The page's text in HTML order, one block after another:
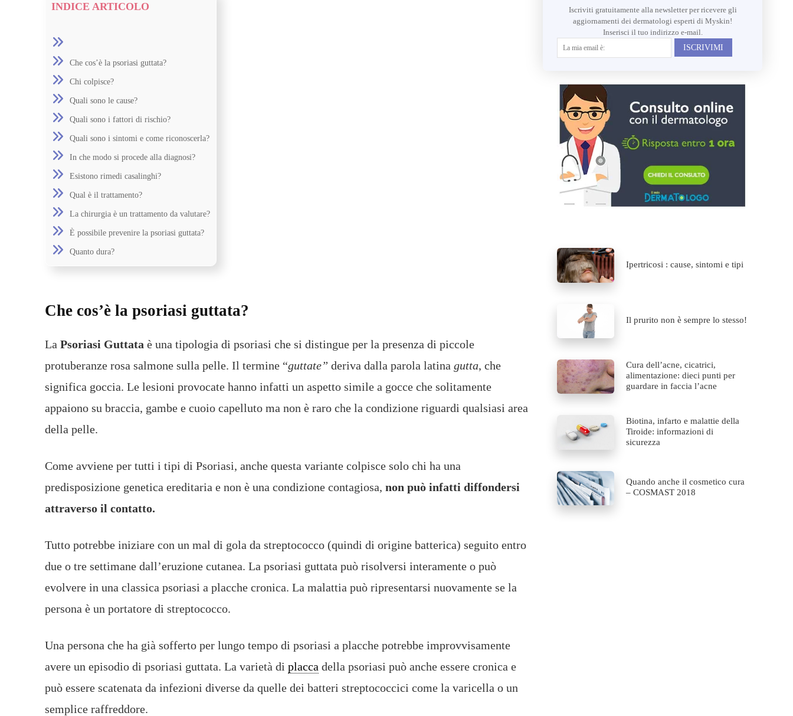
INDICE ARTICOLO
Che cos’è la psoriasi guttata?
Chi colpisce?
Quali sono le cause?
Quali sono i fattori di rischio?
Quali sono i sintomi e come riconoscerla?
In che modo si procede alla diagnosi?
Esistono rimedi casalinghi?
Qual è il trattamento?
La chirurgia è un trattamento da valutare?
È possibile prevenire la psoriasi guttata?
Quanto dura?
Che cos’è la psoriasi guttata?
La Psoriasi Guttata è una tipologia di psoriasi che si distingue per la presenza di piccole
protuberanze rosa salmone sulla pelle. Il termine “guttate” deriva dalla parola latina gutta, che
significa goccia. Le lesioni provocate hanno infatti un aspetto simile a gocce che solitamente
appaiono su braccia, gambe e cuoio capelluto ma non è raro che la condizione riguardi qualsiasi area
della pelle.
Come avviene per tutti i tipi di Psoriasi, anche questa variante colpisce solo chi ha una
predisposizione genetica ereditaria e non è una condizione contagiosa, non può infatti diffondersi
attraverso il contatto.
Tutto potrebbe iniziare con un mal di gola da streptococco (quindi di origine batterica) seguito entro
due o tre settimane dall’eruzione cutanea. La psoriasi guttata può risolversi interamente o può
evolvere in una classica psoriasi a placche cronica. La malattia può ripresentarsi nuovamente se la
persona è un portatore di streptococco.
Una persona che ha già sofferto per lungo tempo di psoriasi a placche potrebbe improvvisamente
avere un episodio di psoriasi guttata. La varietà di placca della psoriasi può anche essere cronica e
può essere scatenata da infezioni diverse da quelle dei batteri streptococcici come la varicella o un
semplice raffreddore.
Iscriviti gratuitamente alla newsletter per ricevere gli
aggiornamenti dei dermatologi esperti di Myskin!
Inserisci il tuo indirizzo e-mail.
ISCRIVIMI
Ipertricosi : cause, sintomi e tipi
Il prurito non è sempre lo stesso!
Cura dell’acne, cicatrici,
alimentazione: dieci punti per
guardare in faccia l’acne
Biotina, infarto e malattie della
Tiroide: informazioni di
sicurezza
Quando anche il cosmetico cura
– COSMAST 2018